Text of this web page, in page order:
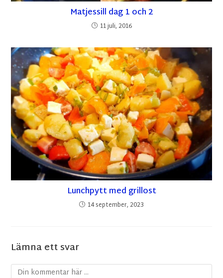
Matjessill dag 1 och 2
11 juli, 2016
Lunchpytt med grillost
14 september, 2023
Lämna ett svar